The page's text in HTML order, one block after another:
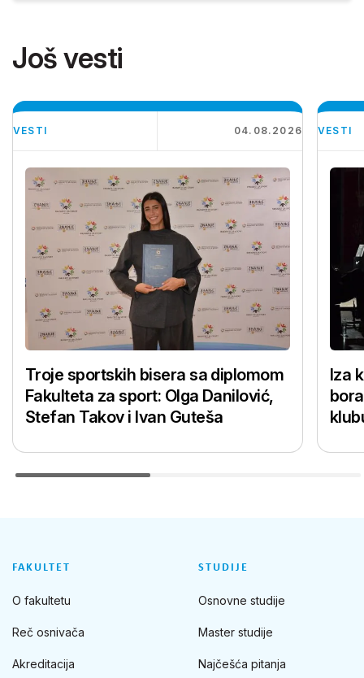
Još vesti
VESTI 04.08.2026
Troje sportskih bisera sa diplomom
Fakulteta za sport: Olga Danilović,
Stefan Takov i Ivan Guteša
VESTI
Iza
FAKULTET
O fakultetu
Reč osnivača
Akreditacija
STUDIJE
Osnovne studije
Master studije
Najčešća pitanja